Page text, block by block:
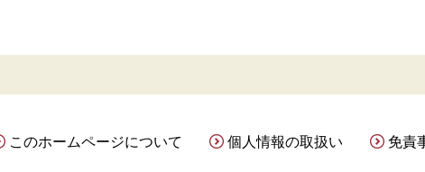
このホームページについて 個人情報の取扱い 免責